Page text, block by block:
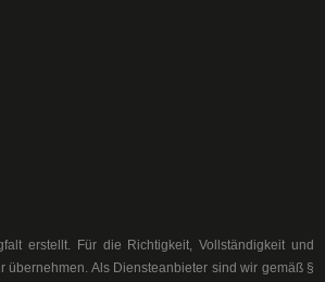
erstellt. Für die Richtigkeit, Vollständigkeit und
Als Diensteanbieter sind wir gemäß §